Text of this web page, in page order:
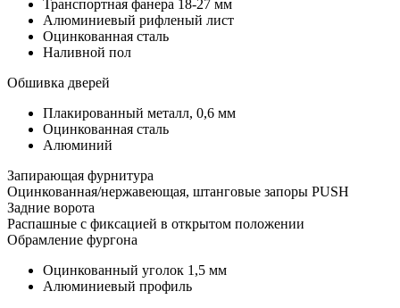
Транспортная фанера 18-27 мм
Алюминиевый рифленый лист
Оцинкованная сталь
Наливной пол
Обшивка дверей
Плакированный металл, 0,6 мм
Оцинкованная сталь
Алюминий
Запирающая фурнитура
Оцинкованная/нержавеющая, штанговые запоры PUSH
Задние ворота
Распашные с фиксацией в открытом положении
Обрамление фургона
Оцинкованный уголок 1,5 мм
Алюминиевый профиль